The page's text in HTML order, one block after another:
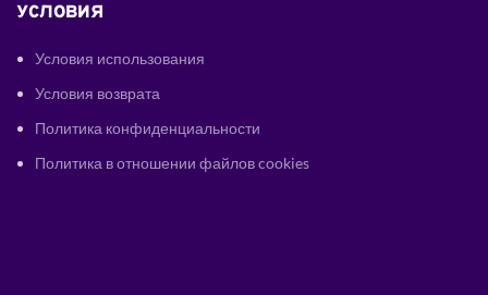
УСЛОВИЯ
Условия использования
Условия возврата
Политика конфиденциальности
Политика в отношении файлов cookies